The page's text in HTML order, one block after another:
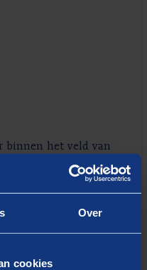
Over
cookies
binnen het veld van
brede blik en in
ruimtelijke
ik inhoudelijke
zoals